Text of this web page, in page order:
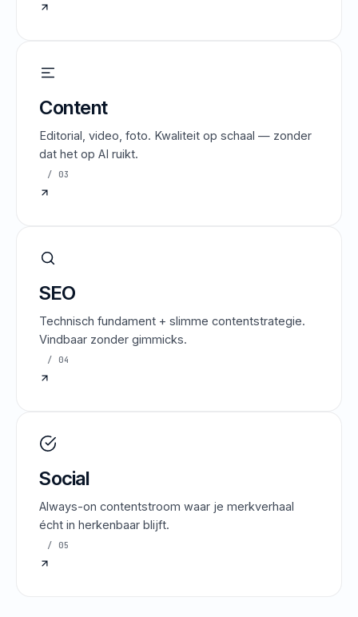
Content
Editorial, video, foto. Kwaliteit op schaal — zonder
dat het op AI ruikt.
/ 03
SEO
Technisch fundament + slimme contentstrategie.
Vindbaar zonder gimmicks.
/ 04
Social
Always-on contentstroom waar je merkverhaal
écht in herkenbaar blijft.
/ 05